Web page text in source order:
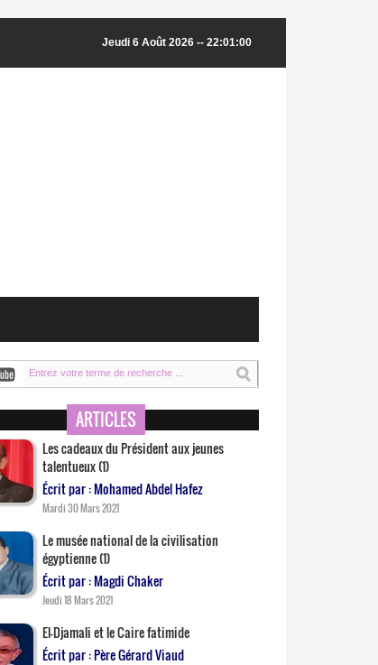
Jeudi 6 Août 2026 -- 22:01:01
Gheit et le ministre finlandais des AE examinent la situation dans la région arabe
ARTICLES
Les cadeaux du Président aux jeunes
talentueux (1)
Écrit par : Mohamed Abdel Hafez
Mardi 30 Mars 2021
Le musée national de la civilisation
égyptienne (1)
Écrit par : Magdi Chaker
Jeudi 18 Mars 2021
El-Djamali et le Caire fatimide
Écrit par : Père Gérard Viaud